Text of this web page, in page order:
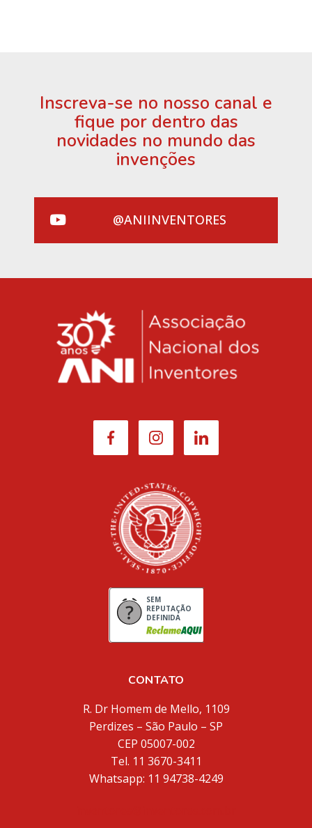
Inscreva-se no nosso canal e
fique por dentro das
novidades no mundo das
invenções
@ANIINVENTORES
SEM
REPUTAÇÃO
DEFINIDA
CONTATO
R. Dr Homem de Mello, 1109
Perdizes – São Paulo – SP
CEP 05007-002
Tel. 11 3670-3411
Whatsapp: 11 94738-4249